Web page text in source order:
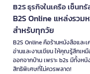
B2S ธุรกิจในเครือ เซ็นท
B2S Online แหล่งรวม
สำหรับทุกวัย
B2S Online คือร้านหนังสือและ
อ่านและงานเขียน ให้คุณรู้สึกเห
ออกจากบ้าน เพราะ b2s มีทั้งห
สิทธิพิเศษที่ไม่ควรพลาด!